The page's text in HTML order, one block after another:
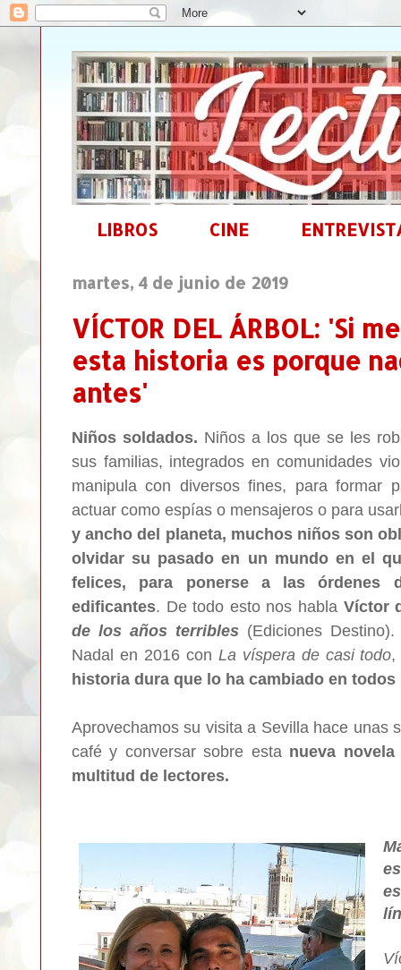
LIBROS CINE
martes, 4 de junio de 2019
VÍCTOR DEL ÁRBOL: 'Si
esta historia es porque
antes'
Niños soldados. Niños a los que se les
sus familias, integrados en comunidades
manipula con diversos fines, para formar
actuar como espías o mensajeros o para
y ancho del planeta, muchos niños son
olvidar su pasado en un mundo en el
felices, para ponerse a las órdenes
edificantes. De todo esto nos habla Víctor
de los años terribles (Ediciones
Nadal en 2016 con La víspera de casi todo,
historia dura que lo ha cambiado en
Aprovechamos su visita a Sevilla hace unas
café y conversar sobre esta nueva
multitud de lectores.